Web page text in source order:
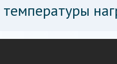
температуры